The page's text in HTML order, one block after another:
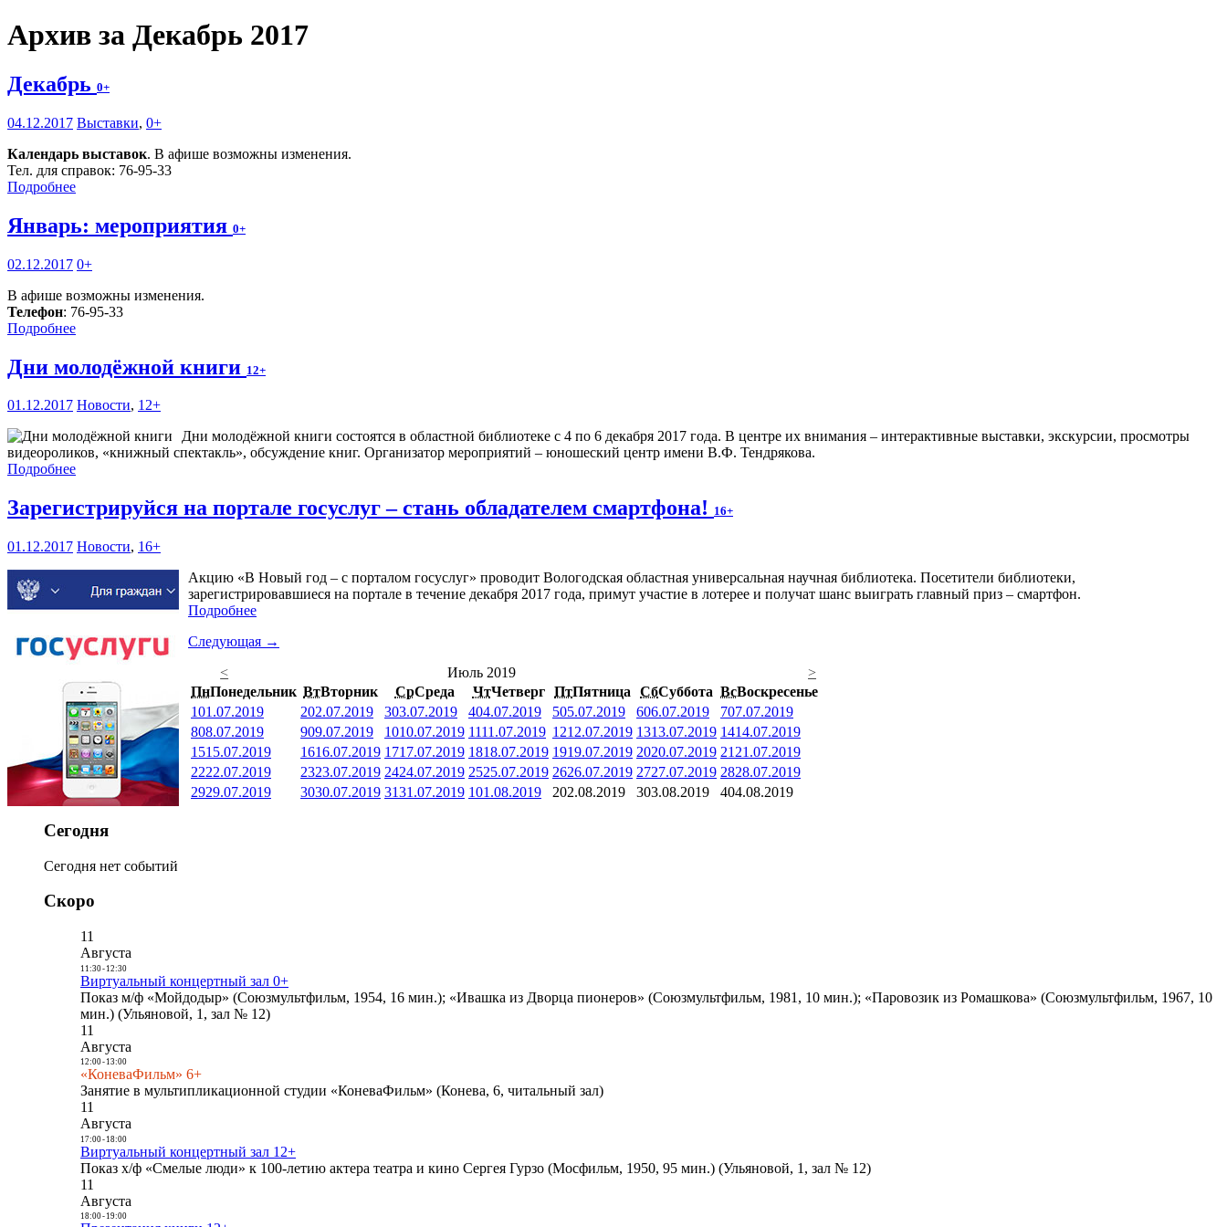
Архив за Декабрь 2017
Декабрь 0+
04.12.2017 Выставки, 0+
Календарь выставок. В афише возможны изменения.
Тел. для справок: 76-95-33
Подробнее
Январь: мероприятия 0+
02.12.2017 0+
В афише возможны изменения.
Телефон: 76-95-33
Подробнее
Дни молодёжной книги 12+
01.12.2017 Новости, 12+
Дни молодёжной книги состоятся в областной библиотеке с 4 по 6 декабря 2017 года. В центре их внимания – интерактивные выставки, экскурсии, просмотры
видеороликов, «книжный спектакль», обсуждение книг. Организатор мероприятий – юношеский центр имени В.Ф. Тендрякова.
Подробнее
Зарегистрируйся на портале госуслуг – стань обладателем смартфона! 16+
01.12.2017 Новости, 16+
Акцию «В Новый год – с порталом госуслуг» проводит Вологодская областная универсальная научная библиотека. Посетители библиотеки,
зарегистрировавшиеся на портале в течение декабря 2017 года, примут участие в лотерее и получат шанс выиграть главный приз – смартфон.
Подробнее
Следующая →
<
Июль 2019
>
ПнПонедельник ВтВторник СрСреда ЧтЧетверг ПтПятница СбСуббота ВсВоскресенье
101.07.2019 202.07.2019 303.07.2019 404.07.2019 505.07.2019 606.07.2019 707.07.2019
808.07.2019 909.07.2019 1010.07.2019 1111.07.2019 1212.07.2019 1313.07.2019 1414.07.2019
1515.07.2019 1616.07.2019 1717.07.2019 1818.07.2019 1919.07.2019 2020.07.2019 21 21.07.2019
2222.07.2019 2323.07.2019 2424.07.2019 2525.07.2019 2626.07.2019 2727.07.2019 2828.07.2019
2929.07.2019 3030.07.2019 3131.07.2019 101.08.2019 202.08.2019 303.08.2019 404.08.2019
Сегодня
Сегодня нет событий
Скоро
11
Августа
11:30- 12:30
Виртуальный концертный зал 0+
Показ м/ф «Мойдодыр» (Союзмультфильм, 1954, 16 мин.); «Ивашка из Дворца пионеров» (Союзмультфильм, 1981, 10 мин.); «Паровозик из Ромашкова» (Союзмультфильм, 1967, 10
мин.) (Ульяновой, 1, зал № 12)
11
Августа
12:00- 13:00
«КоневаФильм» 6+
Занятие в мультипликационной студии «КоневаФильм» (Конева, 6, читальный зал)
11
Августа
17:00- 18:00
Виртуальный концертный зал 12+
Показ х/ф «Смелые люди» к 100-летию актера театра и кино Сергея Гурзо (Мосфильм, 1950, 95 мин.) (Ульяновой, 1, зал № 12)
11
Августа
18:00- 19:00